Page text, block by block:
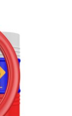
– Sorge um
Sanktionen